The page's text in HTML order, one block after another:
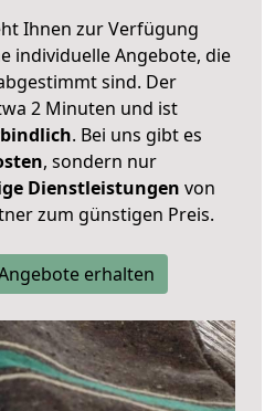
Ihnen zur Verfügung
individuelle Angebote, die
sind. Der
2 Minuten und ist
. Bei uns gibt es
, sondern nur
Dienstleistungen von
zum günstigen Preis.
erhalten